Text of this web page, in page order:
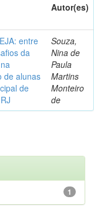
Autor(es)
entre
da
de alunas
de
Souza,
Nina de
Paula
Martins
Monteiro
de
1